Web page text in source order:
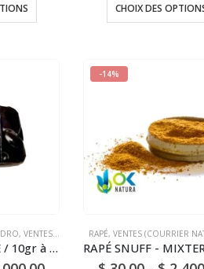
CHOIX DES
, VENTES (COURRIER NATIONAL)
SAN PEDRO PATE / 10gr à 1kg / - (Trichocereus / Echinopsis pachanoi) - Extrait en pâte 100% pur
-14%
RAPÉ, VENTES (COURRIER